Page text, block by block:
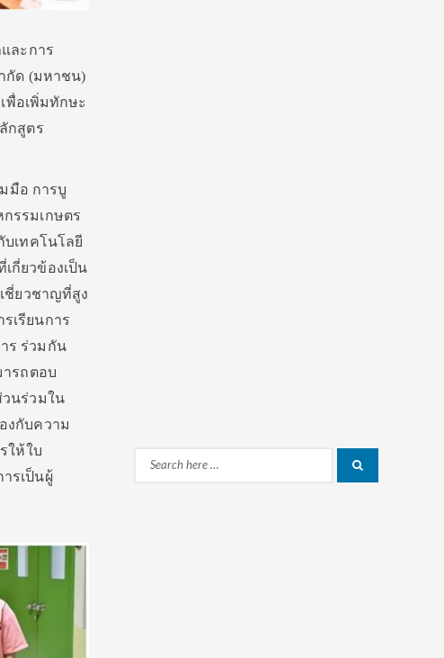
ละการ
กัด (มหาชน)
พื่อเพิ่มทักษะ
กสูตร
มือ การบู
รรมเกษตร
เทคโนโลยี
กี่ยวข้องเป็น
ชี่ยวชาญที่สูง
เรียนการ
ร ร่วมกัน
ารถตอบ
นร่วมใน
งกับความ
ให้ใบ
รเป็นผู้
Search